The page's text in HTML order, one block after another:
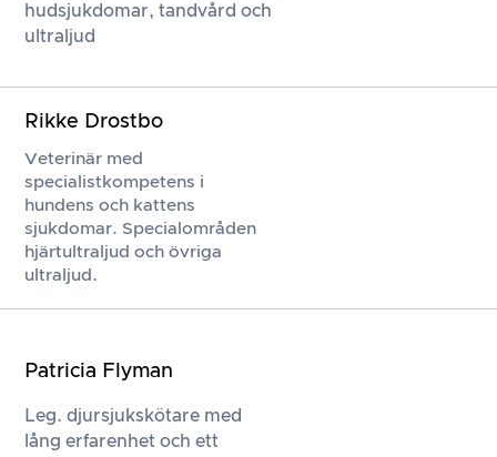
hudsjukdomar, tandvård och
ultraljud
Rikke Drostbo
Veterinär med
specialistkompetens i
hundens och kattens
sjukdomar. Specialområden
hjärtultraljud och övriga
ultraljud.
Patricia Flyman
Leg. djursjukskötare med
lång erfarenhet och ett